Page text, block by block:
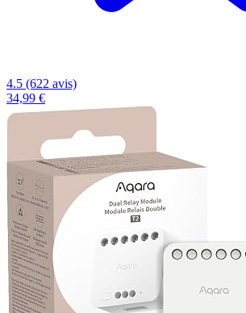
4.5 (622 avis)
34,99 €